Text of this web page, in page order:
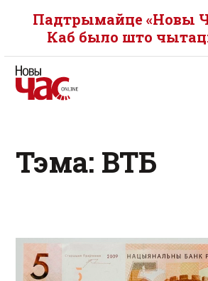
Падтрымайце «Новы
Каб было што
Тэма: ВТБ